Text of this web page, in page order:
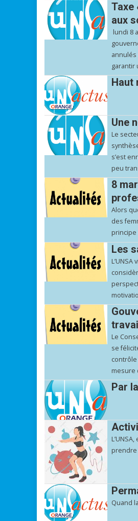
Taxe
aux
lundi 8
annulés
garantir
Haut
Une
Le
s’est
peu
8
Alors
des
Les
Le
se
contrôle
mesure
Par
prendre
Quand